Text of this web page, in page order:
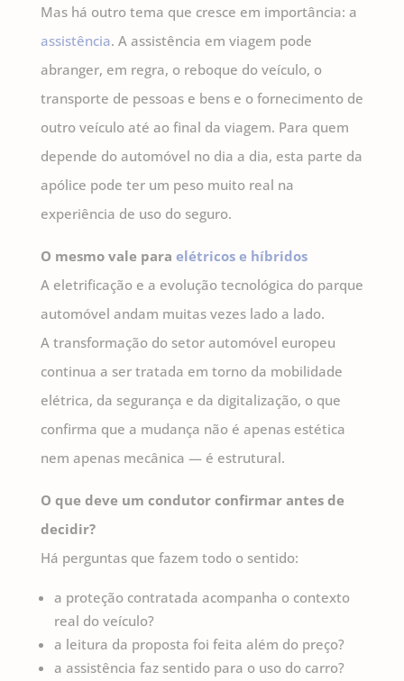
Mas há outro tema que cresce em importância: a
assistência. A assistência em viagem pode
abranger, em regra, o reboque do veículo, o
transporte de pessoas e bens e o fornecimento de
outro veículo até ao final da viagem. Para quem
depende do automóvel no dia a dia, esta parte da
apólice pode ter um peso muito real na
experiência de uso do seguro.
O mesmo vale para elétricos e híbridos
A eletrificação e a evolução tecnológica do parque
automóvel andam muitas vezes lado a lado.
A transformação do setor automóvel europeu
continua a ser tratada em torno da mobilidade
elétrica, da segurança e da digitalização, o que
confirma que a mudança não é apenas estética
nem apenas mecânica — é estrutural.
O que deve um condutor confirmar antes de
decidir?
Há perguntas que fazem todo o sentido:
a proteção contratada acompanha o contexto
real do veículo?
a leitura da proposta foi feita além do preço?
a assistência faz sentido para o uso do carro?